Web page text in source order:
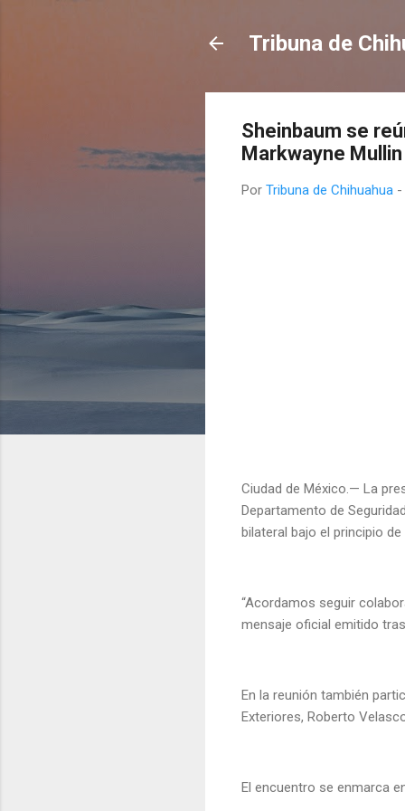
Tribuna de
Sheinbaum se
Markwayne
Por Tribuna de Chihuahua -
Ciudad de México.— La
Departamento de
bilateral bajo el principio
“Acordamos seguir
mensaje oficial emitido
En la reunión también
Exteriores, Roberto
El encuentro se enmarca